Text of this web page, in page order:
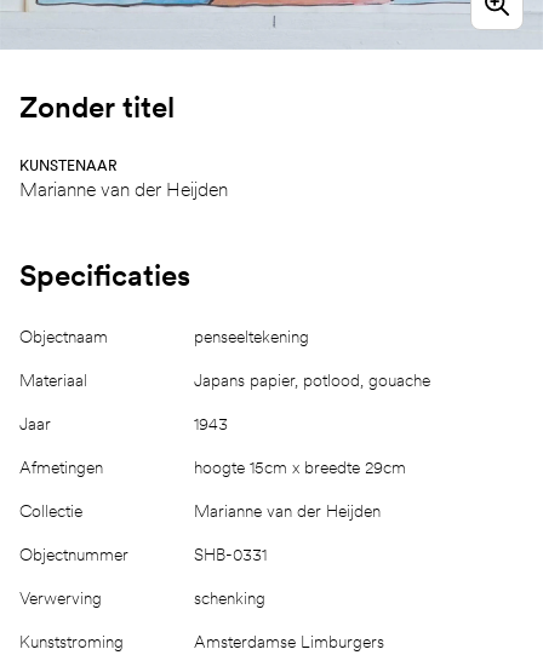
Zonder titel
KUNSTENAAR
Marianne van der Heijden
Specificaties
Objectnaam penseeltekening
Materiaal Japans papier, potlood, gouache
Jaar 1943
Afmetingen hoogte 15cm x breedte 29cm
Collectie Marianne van der Heijden
Objectnummer SHB-0331
Verwerving schenking
Kunststroming Amsterdamse Limburgers